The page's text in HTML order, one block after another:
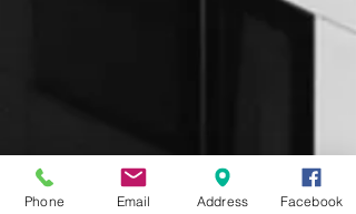
Phone Email Address Facebook